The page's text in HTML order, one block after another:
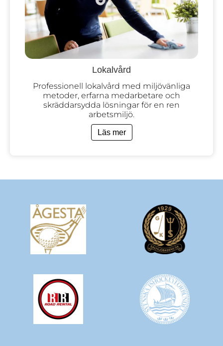
Lokalvård
Professionell lokalvård med miljövänliga
metoder, erfarna medarbetare och
skräddarsydda lösningar för en ren
arbetsmiljö.
Läs mer